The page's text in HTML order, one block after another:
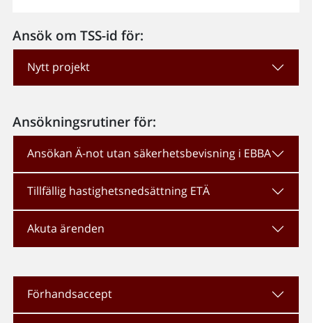
Ansök om TSS-id för:
Nytt projekt
Ansökningsrutiner för:
Ansökan Ä-not utan säkerhetsbevisning i EBBA
Tillfällig hastighetsnedsättning ETÄ
Akuta ärenden
Förhandsaccept